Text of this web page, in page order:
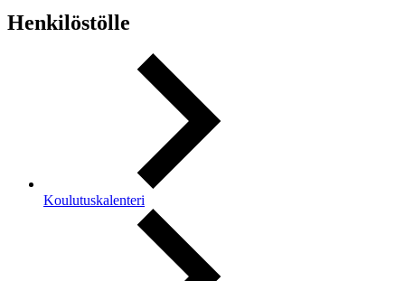
Henkilöstölle
Koulutuskalenteri